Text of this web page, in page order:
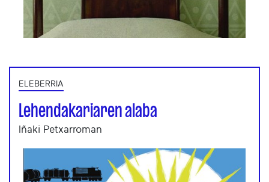
ELEBERRIA
Lehendakariaren alaba
Iñaki Petxarroman